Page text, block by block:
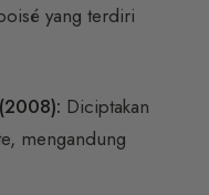
yang terdiri
Diciptakan
mengandung